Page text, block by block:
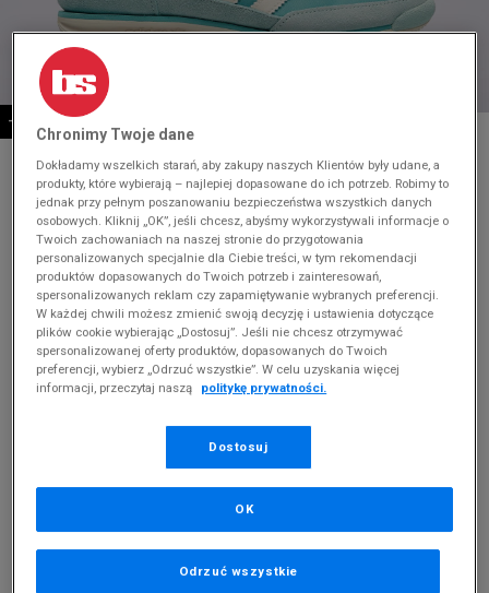
-10% ZA MIN. 500 ZŁ KOD: SUM10
* Zdjęcie poglądowe
ADIDAS SL 72 OG W
Produkt pochodzi z końcówek aktualnych kolekcji, ubiegłych
sezonów lub z ekspozycji.Szczegóły.
449,99 cena rekomendowana przez producenta
269,99 zł
Kolor:miętowy
Chronimy Twoje dane
Dokładamy wszelkich starań, aby zakupy naszych Klientów były udane, a
produkty, które wybierają – najlepiej dopasowane do ich potrzeb. Robimy to
jednak przy pełnym poszanowaniu bezpieczeństwa wszystkich danych
osobowych. Kliknij „OK”, jeśli chcesz, abyśmy wykorzystywali informacje o
Twoich zachowaniach na naszej stronie do przygotowania
personalizowanych specjalnie dla Ciebie treści, w tym rekomendacji
produktów dopasowanych do Twoich potrzeb i zainteresowań,
spersonalizowanych reklam czy zapamiętywanie wybranych preferencji.
W każdej chwili możesz zmienić swoją decyzję i ustawienia dotyczące
plików cookie wybierając „Dostosuj”. Jeśli nie chcesz otrzymywać
spersonalizowanej oferty produktów, dopasowanych do Twoich
preferencji, wybierz „Odrzuć wszystkie”. W celu uzyskania więcej
informacji, przeczytaj naszą
politykę prywatności.
Dostosuj
Odrzuć wszystkie
OK